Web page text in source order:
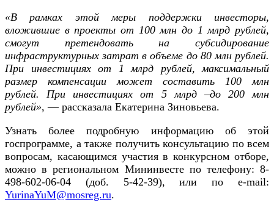
«В рамках этой меры поддержки инвесторы,
вложившие в проекты от 100 млн до 1 млрд рублей,
смогут претендовать на субсидирование
инфраструктурных затрат в объеме до 80 млн рублей.
При инвестициях от 1 млрд рублей, максимальный
размер компенсации может составить 100 млн
рублей. При инвестициях от 5 млрд –до 200 млн
рублей», — рассказала Екатерина Зиновьева.
Узнать более подробную информацию об этой
госпрограмме, а также получить консультацию по всем
вопросам, касающимся участия в конкурсном отборе,
можно в региональном Мининвесте по телефону: 8-
498-602-06-04 (доб. 5-42-39), или по e-mail:
YurinaYuM@mosreg.ru.